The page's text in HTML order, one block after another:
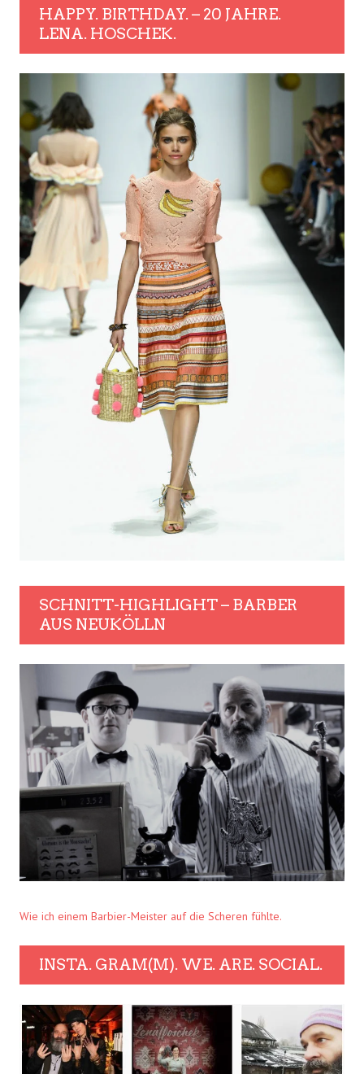
HAPPY. BIRTHDAY. – 20 JAHRE.
LENA. HOSCHEK.
SCHNITT-HIGHLIGHT – BARBER
AUS NEUKÖLLN
Wie ich einem Barbier-Meister auf die Scheren fühlte.
INSTA. GRAM(M). WE. ARE. SOCIAL.